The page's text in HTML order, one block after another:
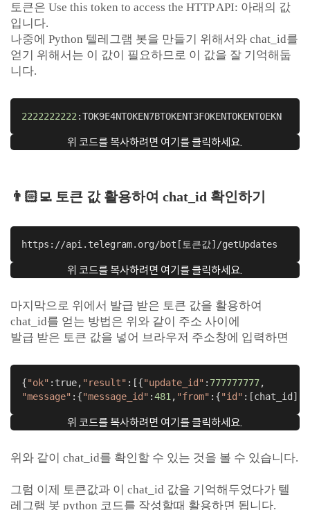
토큰은 Use this token to access the HTTP API: 아래의 값
입니다.
나중에 Python 텔레그램 봇을 만들기 위해서와 chat_id를
얻기 위해서는 이 값이 필요하므로 이 값을 잘 기억해둡
니다.
2222222222 :TOK9E4NTOKEN7BTOKENT3FOKENTOKENTOEKN
위 코드를 복사하려면 여기를 클릭하세요.
👨🏻‍💻 토큰 값 활용하여 chat_id 확인하기
https://api.telegram.org/bot[토큰값]/getUpdates
위 코드를 복사하려면 여기를 클릭하세요.
마지막으로 위에서 발급 받은 토큰 값을 활용하여
chat_id를 얻는 방법은 위와 같이 주소 사이에
발급 받은 토큰 값을 넣어 브라우저 주소창에 입력하면
{"ok" :true, "result" :[{"update_id" : 777777777
"message" :{"message_id" :481 , "from" :{"id" :[chat_id],
위 코드를 복사하려면 여기를 클릭하세요.
위와 같이 chat_id를 확인할 수 있는 것을 볼 수 있습니다.
그럼 이제 토큰값과 이 chat_id 값을 기억해두었다가 텔
레그램 봇 python 코드를 작성할때 활용하면 됩니다.